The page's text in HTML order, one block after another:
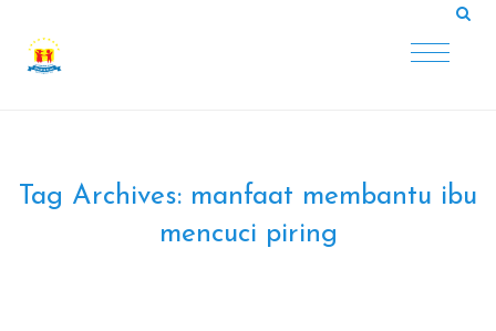
Tag Archives: manfaat membantu ibu
mencuci piring